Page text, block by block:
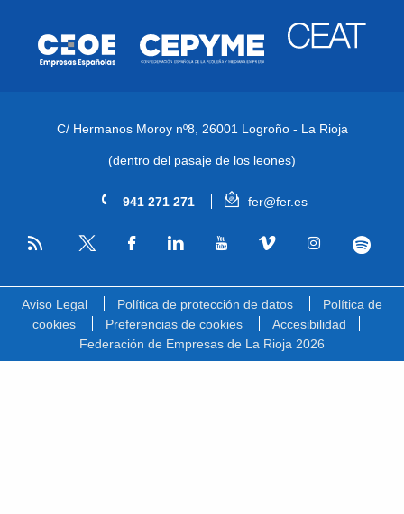
C/ Hermanos Moroy nº8, 26001 Logroño - La Rioja
(dentro del pasaje de los leones)
941 271 271 fer@fer.es
RSS
Aviso Legal Política de protección de datos
Política de
cookies
Preferencias de cookies
Accesibilidad
Federación de Empresas de La Rioja 2026